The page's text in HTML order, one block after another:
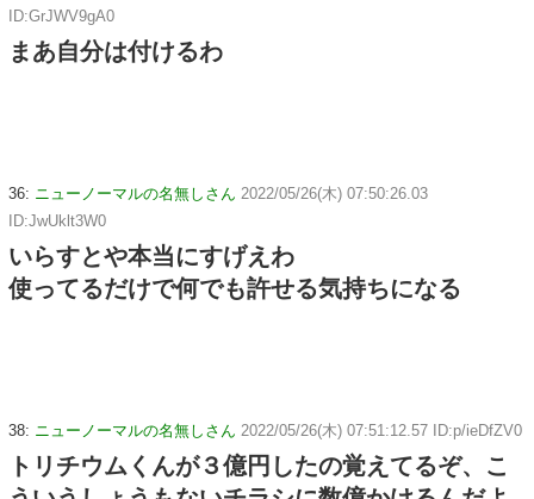
ID:GrJWV9gA0
まあ自分は付けるわ
36: ニューノーマルの名無しさん 2022/05/26(木) 07:50:26.03
ID:JwUklt3W0
いらすとや本当にすげえわ
使ってるだけで何でも許せる気持ちになる
38: ニューノーマルの名無しさん 2022/05/26(木) 07:51:12.57 ID:p/ieDfZV0
トリチウムくんが３億円したの覚えてるぞ、こ